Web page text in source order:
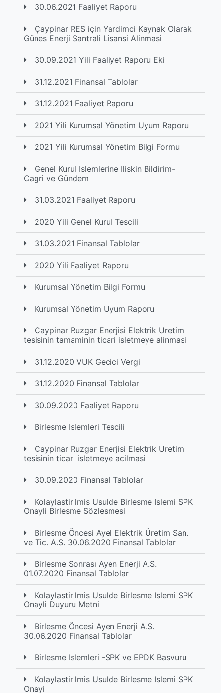
30.06.2021 Faaliyet Raporu
Çaypinar RES için Yardimci Kaynak Olarak
Günes Enerji Santrali Lisansi Alinmasi
30.09.2021 Yili Faaliyet Raporu Eki
31.12.2021 Finansal Tablolar
31.12.2021 Faaliyet Raporu
2021 Yili Kurumsal Yönetim Uyum Raporu
2021 Yili Kurumsal Yönetim Bilgi Formu
Genel Kurul Islemlerine Iliskin Bildirim-
Cagri ve Gündem
31.03.2021 Faaliyet Raporu
2020 Yili Genel Kurul Tescili
31.03.2021 Finansal Tablolar
2020 Yili Faaliyet Raporu
Kurumsal Yönetim Bilgi Formu
Kurumsal Yönetim Uyum Raporu
Caypinar Ruzgar Enerjisi Elektrik Uretim
tesisinin tamaminin ticari isletmeye alinmasi
31.12.2020 VUK Gecici Vergi
31.12.2020 Finansal Tablolar
30.09.2020 Faaliyet Raporu
Birlesme Islemleri Tescili
Caypinar Ruzgar Enerjisi Elektrik Uretim
tesisinin ticari isletmeye acilmasi
30.09.2020 Finansal Tablolar
Kolaylastirilmis Usulde Birlesme Islemi SPK
Onayli Birlesme Sözlesmesi
Birlesme Öncesi Ayel Elektrik Üretim San.
ve Tic. A.S. 30.06.2020 Finansal Tablolar
Birlesme Sonrası Ayen Enerji A.S.
01.07.2020 Finansal Tablolar
Kolaylastirilmis Usulde Birlesme Islemi SPK
Onayli Duyuru Metni
Birlesme Öncesi Ayen Enerji A.S.
30.06.2020 Finansal Tablolar
Birlesme Islemleri -SPK ve EPDK Basvuru
Kolaylastirilmis Usulde Birlesme Islemi SPK
Onayi